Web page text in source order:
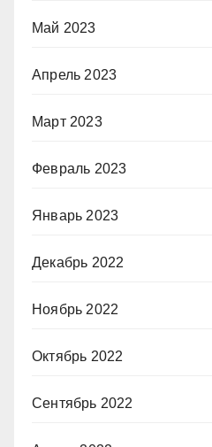
Май 2023
Апрель 2023
Март 2023
Февраль 2023
Январь 2023
Декабрь 2022
Ноябрь 2022
Октябрь 2022
Сентябрь 2022